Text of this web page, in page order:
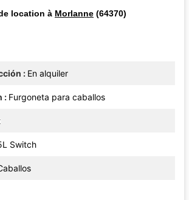
location à Morlanne (64370)
En alquiler
Furgoneta para caballos
Switch